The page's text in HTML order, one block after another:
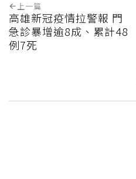
上一篇
高雄新冠疫情拉警報 門
急診暴增逾8成、累計48
例7死